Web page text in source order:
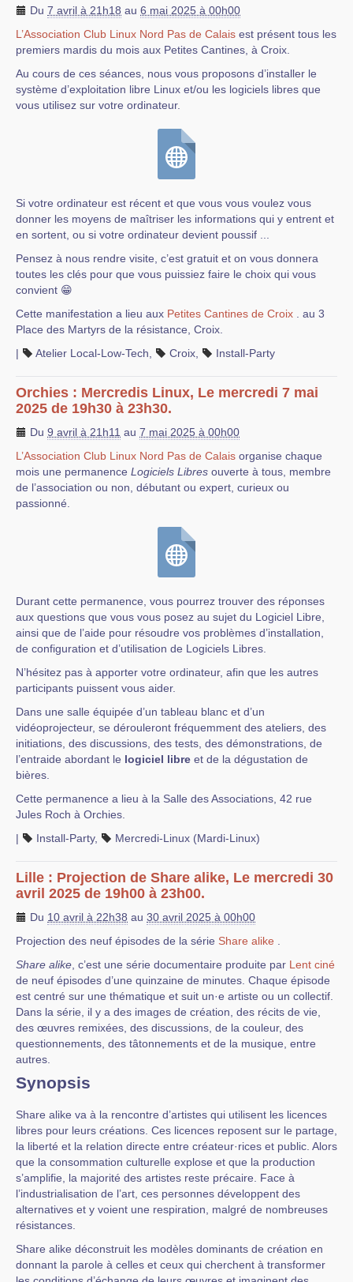
Du 7 avril à 21h18 au 6 mai 2025 à 00h00
L’Association Club Linux Nord Pas de Calais est présent tous les
premiers mardis du mois aux Petites Cantines, à Croix.
Au cours de ces séances, nous vous proposons d’installer le
système d’exploitation libre Linux et/ou les logiciels libres que
vous utilisez sur votre ordinateur.
Si votre ordinateur est récent et que vous vous voulez vous
donner les moyens de maîtriser les informations qui y entrent et
en sortent, ou si votre ordinateur devient poussif ...
Pensez à nous rendre visite, c’est gratuit et on vous donnera
toutes les clés pour que vous puissiez faire le choix qui vous
convient 😁
Cette manifestation a lieu aux Petites Cantines de Croix . au 3
Place des Martyrs de la résistance, Croix.
|
Atelier Local-Low-Tech Croix Install-Party
Orchies : Mercredis Linux, Le mercredi 7 mai
2025 de 19h30 à 23h30.
Du 9 avril à 21h11 au 7 mai 2025 à 00h00
L’Association Club Linux Nord Pas de Calais organise chaque
mois une permanence Logiciels Libres ouverte à tous, membre
de l’association ou non, débutant ou expert, curieux ou
passionné.
Durant cette permanence, vous pourrez trouver des réponses
aux questions que vous vous posez au sujet du Logiciel Libre,
ainsi que de l’aide pour résoudre vos problèmes d’installation,
de configuration et d’utilisation de Logiciels Libres.
N’hésitez pas à apporter votre ordinateur, afin que les autres
participants puissent vous aider.
Dans une salle équipée d’un tableau blanc et d’un
vidéoprojecteur, se dérouleront fréquemment des ateliers, des
initiations, des discussions, des tests, des démonstrations, de
l’entraide abordant le logiciel libre et de la dégustation de
bières.
Cette permanence a lieu à la Salle des Associations, 42 rue
Jules Roch à Orchies.
|
Install-Party, Mercredi-Linux (Mardi-Linux)
Lille : Projection de Share alike, Le mercredi 30
avril 2025 de 19h00 à 23h00.
Du 10 avril à 22h38 au 30 avril 2025 à 00h00
Projection des neuf épisodes de la série Share alike
Share alike , c’est une série documentaire produite par Lent ciné
de neuf épisodes d’une quinzaine de minutes. Chaque épisode
est centré sur une thématique et suit un·e artiste ou un collectif.
Dans la série, il y a des images de création, des récits de vie,
des œuvres remixées, des discussions, de la couleur, des
questionnements, des tâtonnements et de la musique, entre
autres.
Synopsis
Share alike va à la rencontre d’artistes qui utilisent les licences
libres pour leurs créations. Ces licences reposent sur le partage,
la liberté et la relation directe entre créateur·rices et public. Alors
que la consommation culturelle explose et que la production
s’amplifie, la majorité des artistes reste précaire. Face à
l’industrialisation de l’art, ces personnes développent des
alternatives et y voient une respiration, malgré de nombreuses
résistances.
Share alike déconstruit les modèles dominants de création en
donnant la parole à celles et ceux qui cherchent à transformer